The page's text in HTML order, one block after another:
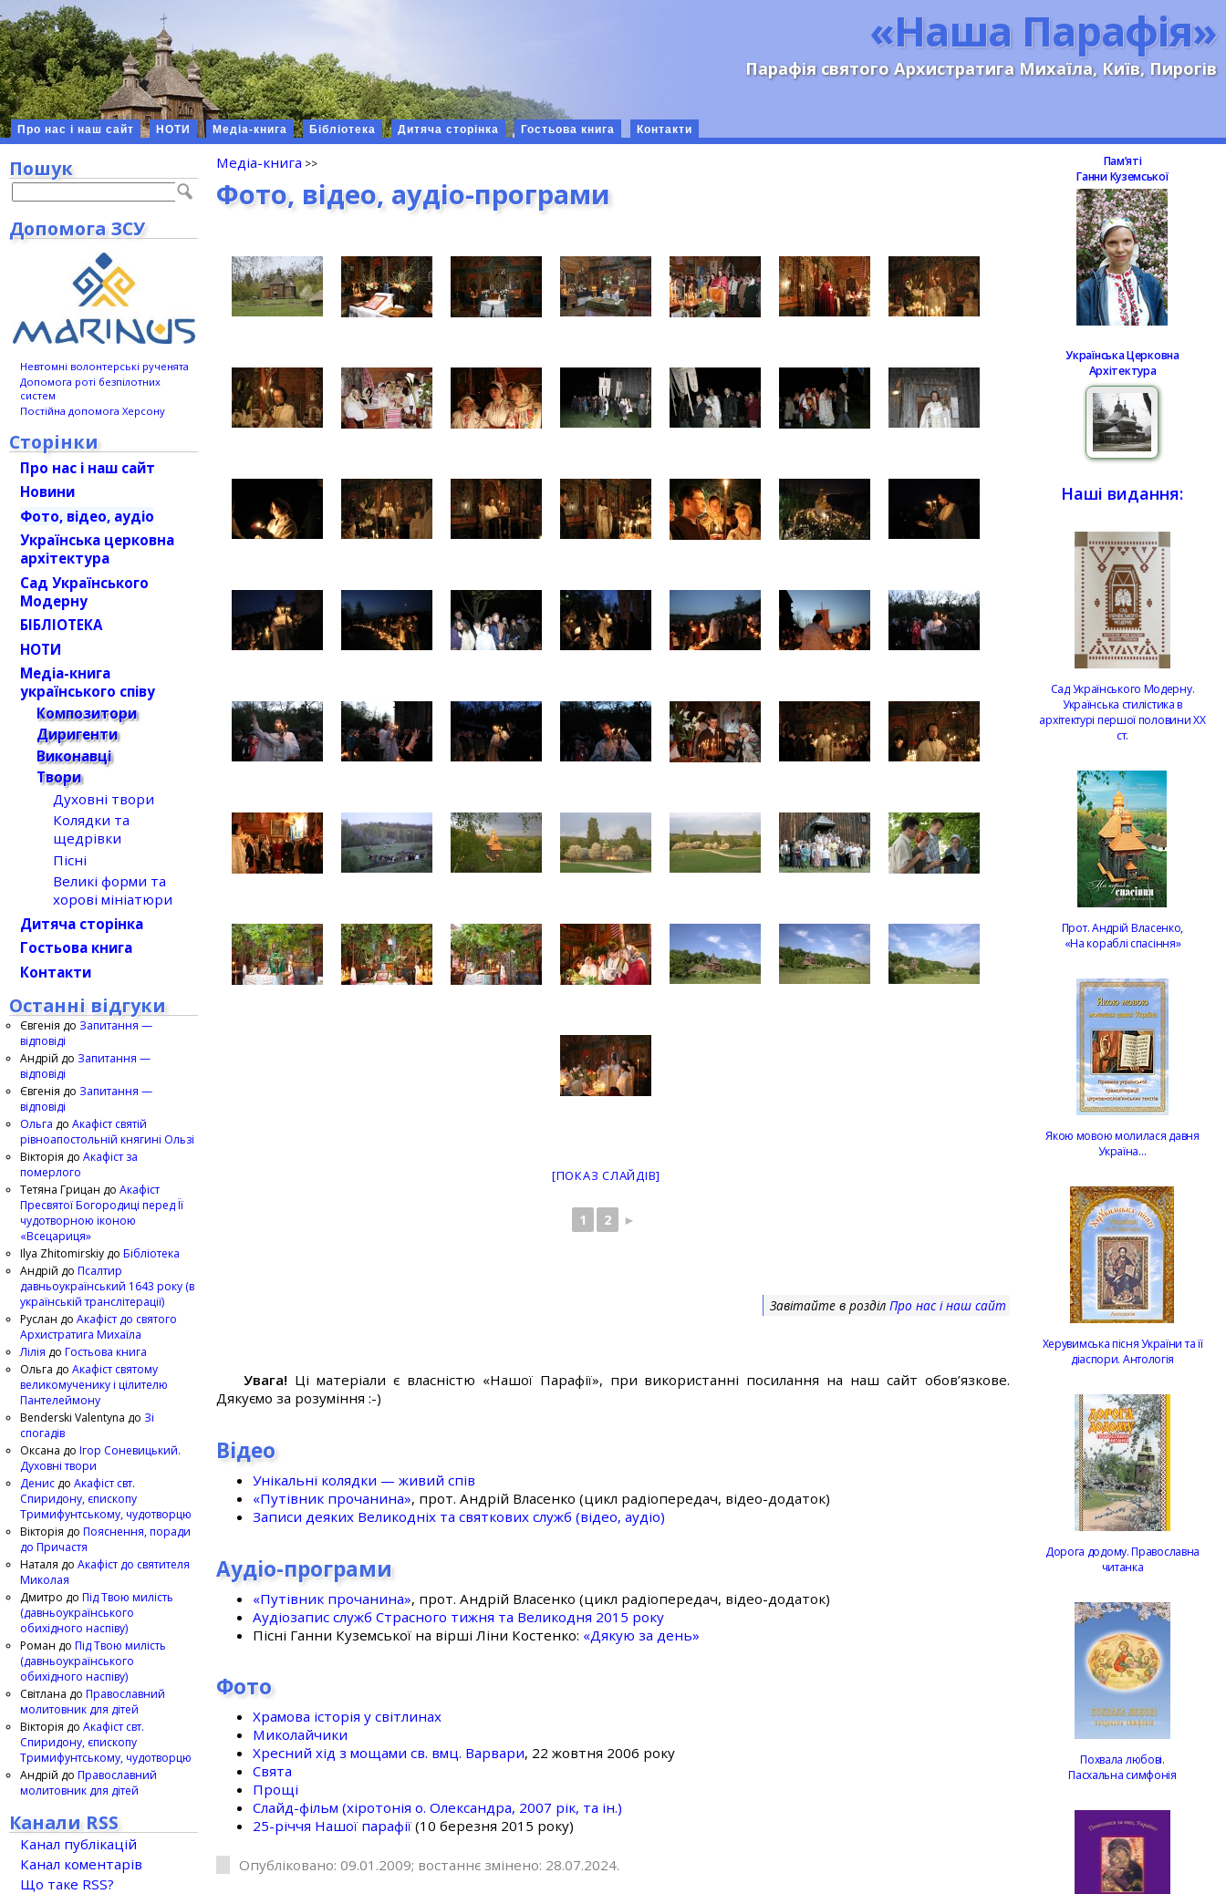
«Наша Парафія»
Парафія святого Архистратига Михаїла, Київ, Пирогів
Про нас і наш сайт НОТИ Медіа-книга Бібліотека Дитяча сторінка Гостьова книга Контакти
Медіа-книга
Фото, відео, аудіо-програми
[ПОКАЗ СЛАЙДІВ]
1 2 ►
Завітайте в розділ Про нас і наш сайт
Увага! Ці матеріали є власністю «Нашої Парафії», при використанні посилання на наш сайт обов’язкове.
Дякуємо за розуміння :-)
Відео
Унікальні колядки — живий спів
«Путівник прочанина», прот. Андрій Власенко (цикл радіопередач, відео-додаток)
Записи деяких Великодніх та святкових служб (відео, аудіо)
Аудіо-програми
«Путівник прочанина», прот. Андрій Власенко (цикл радіопередач, відео-додаток)
Аудіозапис служб Страсного тижня та Великодня 2015 року
Пісні Ганни Куземської на вірші Ліни Костенко: «Дякую за день»
Фото
Храмова історія у світлинах
Миколайчики
Хресний хід з мощами св. вмц. Варвари, 22 жовтня 2006 року
Свята
Прощі
Слайд-фільм (хіротонія о. Олександра, 2007 рік, та ін.)
25-рiччя Нашої парафiї (10 березня 2015 року)
Опубліковано: 09.01.2009; востаннє змінено: 28.07.2024.
Пошук
Допомога ЗСУ
Невтомні волонтерські рученята
Допомога роті безпілотних
систем
Постійна допомога Херсону
Сторінки
Про нас і наш сайт
Новини
Фото, відео, аудіо
Українська церковна
архітектура
Сад Українського
Модерну
БІБЛІОТЕКА
НОТИ
Медіа-книга
українського співу
Композитори
Диригенти
Виконавці
Твори
Духовні твори
Колядки та
щедрівки
Пісні
Великі форми та
хорові мініатюри
Дитяча сторінка
Гостьова книга
Контакти
Останні відгуки
Євгенія до Запитання —
відповіді
Андрій до Запитання —
відповіді
Євгенія до Запитання —
відповіді
Ольга до Акафіст святій
рівноапостольній княгині Ользі
Вікторія до Акафіст за
померлого
Тетяна Грицан до Акафіст
Пресвятої Богородиці перед Її
чудотворною іконою
«Всецариця»
Ilya Zhitomirskiy до Бібліотека
Андрій до Псалтир
давньоукраїнський 1643 року (в
українській транслітерації)
Руслан до Акафіст до святого
Архистратига Михаїла
Лілія до Гостьова книга
Ольга до Акафіст святому
великомученику і цілителю
Пантелеймону
Benderski Valentyna до Зі
спогадів
Оксана до Ігор Соневицький.
Духовні твори
Денис до Акафіст свт.
Спиридону, єпископу
Тримифунтському, чудотворцю
Вікторія до Пояснення, поради
до Причастя
Наталя до Акафіст до святителя
Миколая
Дмитро до Під Твою милість
(давньоукраїнського
обихідного наспіву)
Роман до Під Твою милість
(давньоукраїнського
обихідного наспіву)
Світлана до Православний
молитовник для дітей
Вікторія до Акафіст свт.
Спиридону, єпископу
Тримифунтському, чудотворцю
Андрій до Православний
молитовник для дітей
Канали RSS
Канал публікацій
Канал коментарів
Що таке RSS?
Памʼяті
Ганни Куземської
Українська Церковна
Архітектура
Наші видання:
Сад Українського Модерну.
Українська стилістика в
архітектурі першої половини ХХ
ст.
Прот. Андрій Власенко,
«На кораблі спасіння»
Якою мовою молилася давня
Україна…
Херувимська пісня України та її
діаспори. Антологія
Дорога додому. Православна
читанка
Похвала любові.
Пасхальна симфонія